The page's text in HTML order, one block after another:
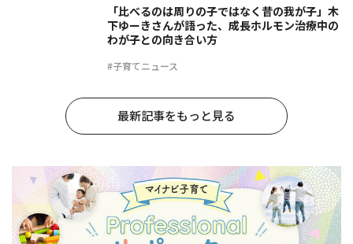
#子育てニュース
「比べるのは周りの子ではなく昔の我が子」木
下ゆーきさんが語った、成長ホルモン治療中の
わが子との向き合い方
最新記事をもっと見る